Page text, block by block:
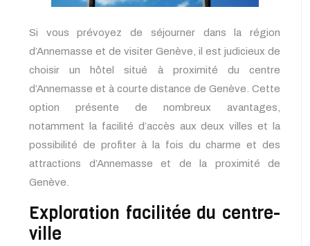
Si vous prévoyez de séjourner dans la région
d’Annemasse et de visiter Genève, il est judicieux de
choisir un hôtel situé à proximité du centre
d’Annemasse et à courte distance de Genève. Cette
option présente de nombreux avantages,
notamment la facilité d’accès aux deux villes et la
possibilité de profiter à la fois du charme et des
attractions d’Annemasse et de la proximité de
Genève.
Exploration facilitée du centre-
ville